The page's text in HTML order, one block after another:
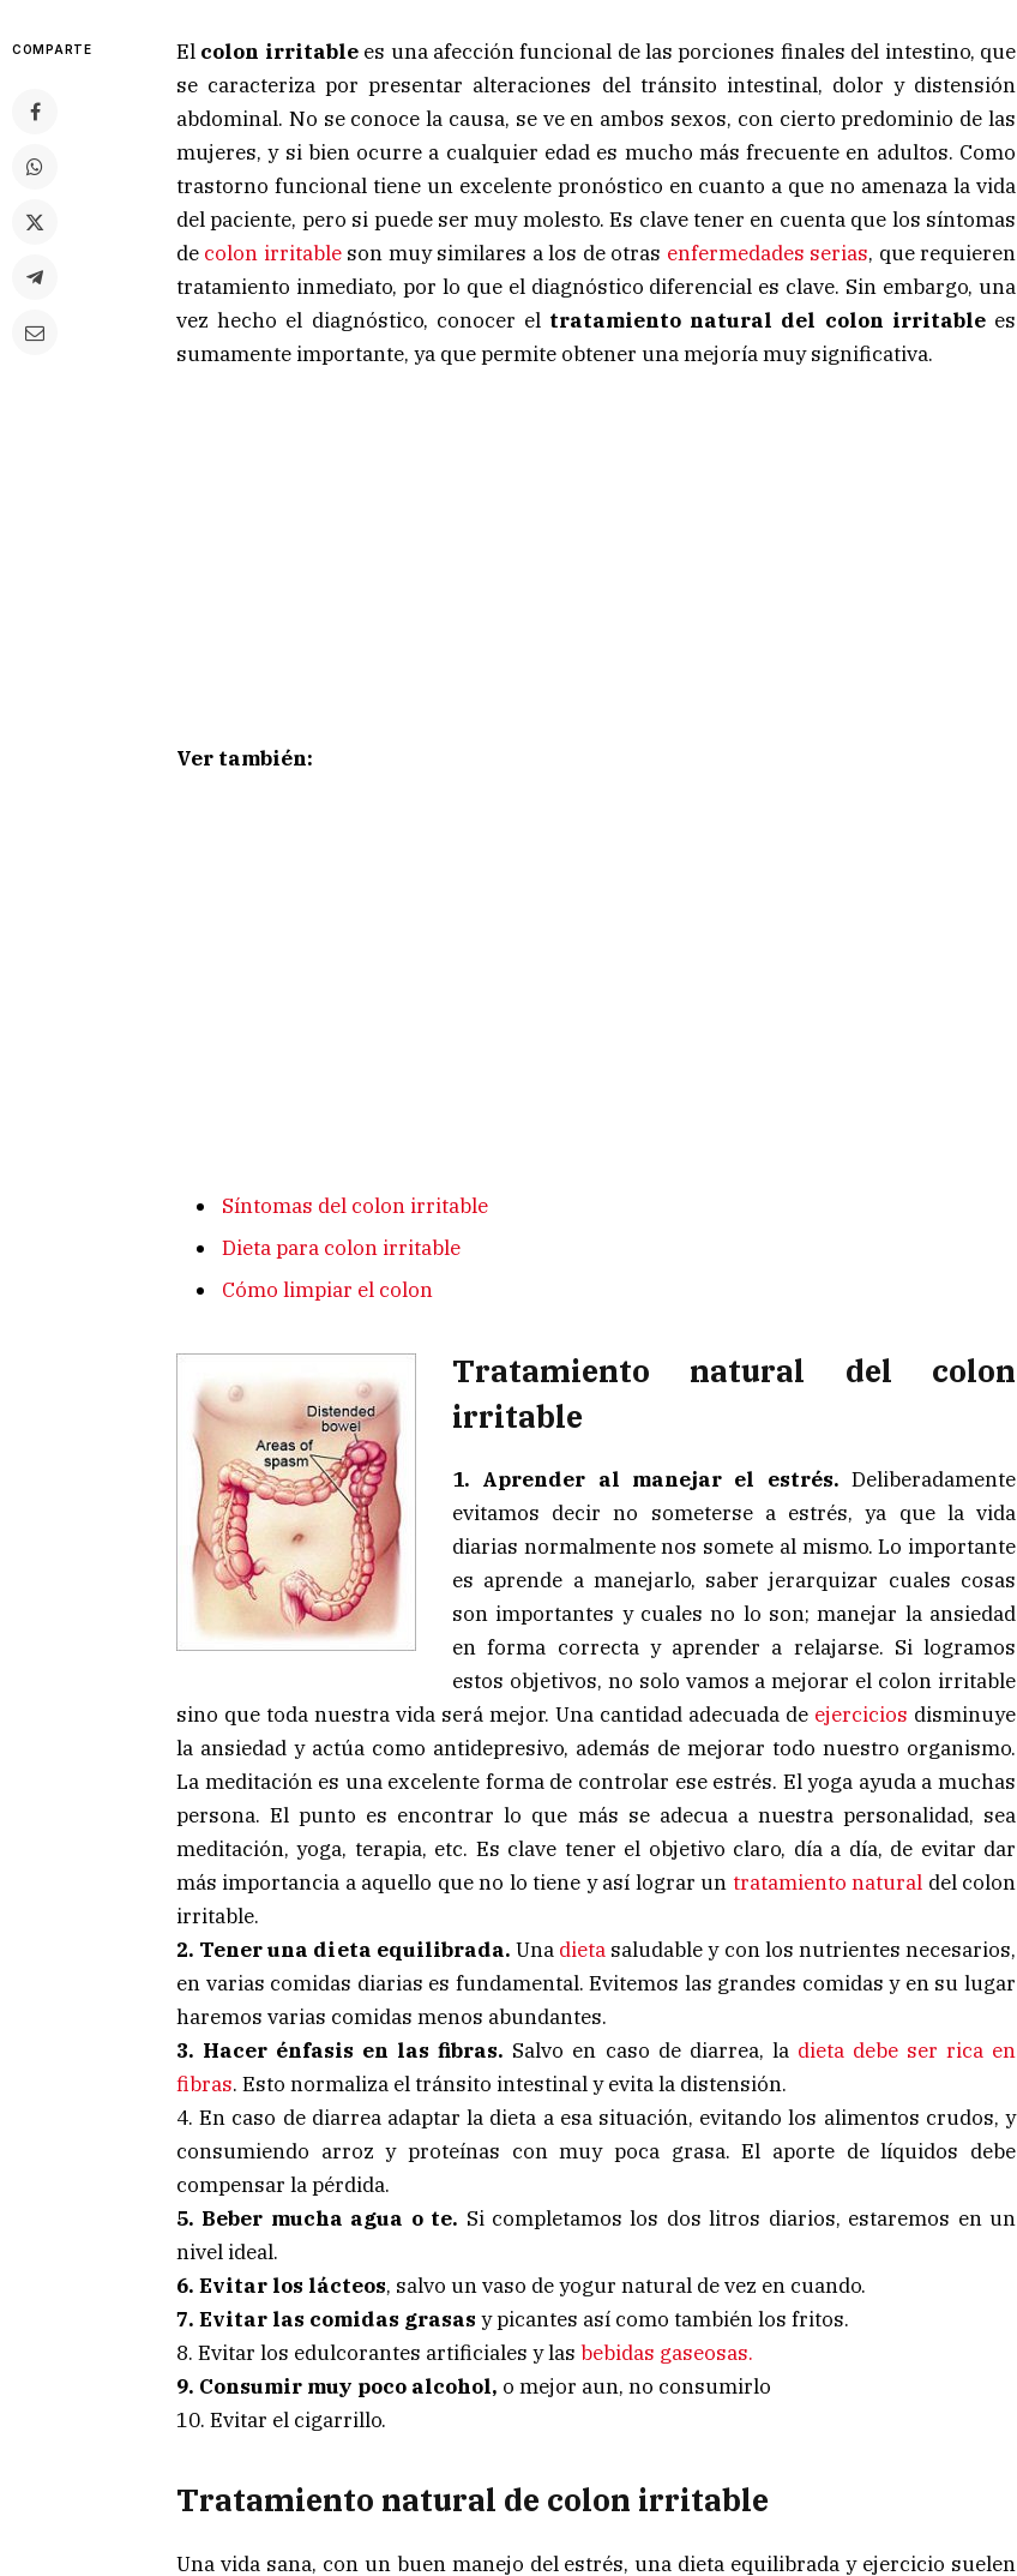
COMPARTE El colon irritablees una afección funcional de las porciones finales del intestino, que
se caracteriza por presentar alteraciones del tránsito intestinal, dolor y distensión
abdominal. No se conoce la causa, se ve en ambos sexos, con cierto predominio de las
mujeres, y si bien ocurre a cualquier edad es mucho más frecuente en adultos. Como
trastorno funcional tiene un excelente pronóstico en cuanto a que no amenaza la vida
del paciente, pero si puede ser muy molesto. Es clave tener en cuenta que los síntomas
de colon irritableson muy similares a los de otras enfermedades serias, que requieren
tratamiento inmediato, por lo que el diagnóstico diferencial es clave. Sin embargo, una
vez hecho el diagnóstico, conocer el tratamiento natural del colon irritablees
sumamente importante, ya que permite obtener una mejoría muy significativa.
Ver también:
Síntomas del colon irritable
Dieta para colon irritable
Cómo limpiar el colon
Tratamiento natural del colon
irritable
1. Aprender al manejar el estrés. Deliberadamente
evitamos decir no someterse a estrés, ya que la vida
diarias normalmente nos somete al mismo. Lo importante
es aprende a manejarlo, saber jerarquizar cuales cosas
son importantes y cuales no lo son; manejar la ansiedad
en forma correcta y aprender a relajarse. Si logramos
estos objetivos, no solo vamos a mejorar el colon irritable
sino que toda nuestra vida será mejor. Una cantidad adecuada de ejercicios disminuye
la ansiedad y actúa como antidepresivo, además de mejorar todo nuestro organismo.
La meditación es una excelente forma de controlar ese estrés. El yoga ayuda a muchas
persona. El punto es encontrar lo que más se adecua a nuestra personalidad, sea
meditación, yoga, terapia, etc. Es clave tener el objetivo claro, día a día, de evitar dar
más importancia a aquello que no lo tiene y así lograr un tratamiento natural del colon
irritable.
2. Tener una dieta equilibrada. Una dieta saludable y con los nutrientes necesarios,
en varias comidas diarias es fundamental. Evitemos las grandes comidas y en su lugar
haremos varias comidas menos abundantes.
3. Hacer énfasis en las fibras. Salvo en caso de diarrea, la dieta debe ser rica en
fibras. Esto normaliza el tránsito intestinal y evita la distensión.
4. En caso de diarrea adaptar la dieta a esa situación, evitando los alimentos crudos, y
consumiendo arroz y proteínas con muy poca grasa. El aporte de líquidos debe
compensar la pérdida.
5. Beber mucha agua o te. Si completamos los dos litros diarios, estaremos en un
nivel ideal.
6. Evitar los lácteos, salvo un vaso de yogur natural de vez en cuando.
7. Evitar las comidas grasas y picantes así como también los fritos.
8. Evitar los edulcorantes artificiales y las bebidas gaseosas.
9. Consumir muy poco alcohol, o mejor aun, no consumirlo
10. Evitar el cigarrillo.
Tratamiento natural de colon irritable
Una vida sana, con un buen manejo del estrés, una dieta equilibrada y ejercicio suelen